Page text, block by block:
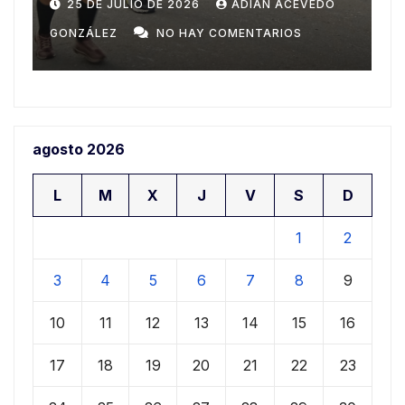
20 DE JULIO DE 2026 ADIAN ACEVEDO
GONZÁLEZ NO HAY COMENTARIOS
agosto 2026
L M X J V S D
1 2
3 4 5 6 7 8 9
10 11 12 13 14 15 16
17 18 19 20 21 22 23